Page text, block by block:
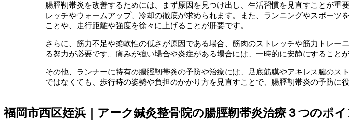
腸脛靭帯炎を改善するためには、まず原因を見つけ出し、生活習慣を見直すことが重
レッチやウォームアップ、冷却の徹底が求められます。また、ランニングやスポーツ
ことや、走行距離や強度を徐々に上げることが肝要です。
さらに、筋力不足や柔軟性の低さが原因である場合、筋肉のストレッチや筋力トレー
る努力が必要です。痛みが強い場合や炎症がある場合には、一時的に安静にすること
その他、ランナーに特有の腸脛靭帯炎の予防や治療には、足底筋膜やアキレス腱のス
ではなくても、歩行時の姿勢や負担のかかり方を見直すことで、腸脛靭帯炎の予防に役
福岡市西区姪浜｜アーク鍼灸整骨院の腸脛靭帯炎治療３つのポイ